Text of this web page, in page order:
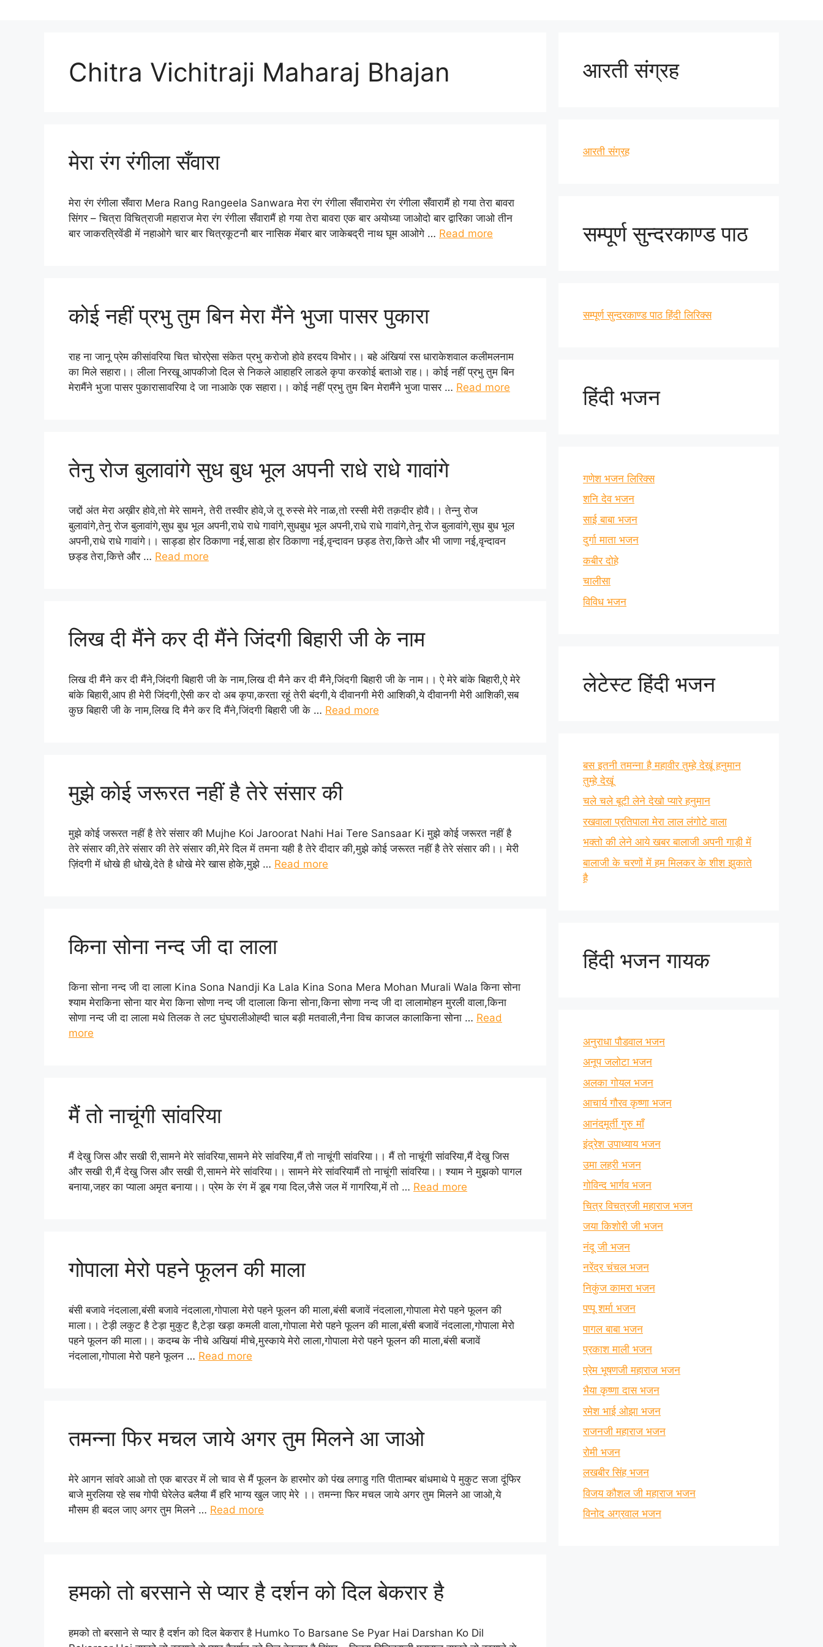
Chitra Vichitraji Maharaj Bhajan
मेरा रंग रंगीला सँवारा
मेरा रंग रंगीला सँवारा Mera Rang Rangeela Sanwara मेरा रंग रंगीला सँवारामेरा रंग रंगीला सँवारामैं हो गया तेरा बावरा
सिंगर – चित्रा विचित्राजी महाराज मेरा रंग रंगीला सँवारामैं हो गया तेरा बावरा एक बार अयोध्या जाओदो बार द्वारिका जाओ तीन
बार जाकरत्रिवेंडी में नहाओगे चार बार चित्रकूटनौ बार नासिक मेंबार बार जाकेबद्री नाथ घूम आओगे … Read more
कोई नहीं प्रभु तुम बिन मेरा मैंने भुजा पासर पुकारा
राह ना जानू प्रेम कीसांवरिया चित चोरऐसा संकेत प्रभु करोजो होवे हरदय विभोर।। बहे अंखियां रस धाराकेशवाल कलीमलनाम
का मिले सहारा।। लीला निरखू आपकीजो दिल से निकले आहाहरि लाडले कृपा करकोई बताओ राह।। कोई नहीं प्रभु तुम बिन
मेरामैंने भुजा पासर पुकारासावरिया दे जा नाआके एक सहारा।। कोई नहीं प्रभु तुम बिन मेरामैंने भुजा पासर … Read more
तेनु रोज बुलावांगे सुध बुध भूल अपनी राधे राधे गावांगे
जद्दों अंत मेरा अख़ीर होवे,तो मेरे सामने, तेरी तस्वीर होवे,जे तू रुस्से मेरे नाळ,तो रस्सी मेरी तक़दीर होवै।। तेन्नु रोज
बुलावांगे,तेनु रोज बुलावांगे,सुध बुध भूल अपनी,राधे राधे गावांगे,सुधबुध भूल अपनी,राधे राधे गावांगे,तेनू रोज बुलावांगे,सुध बुध भूल
अपनी,राधे राधे गावांगे।। साड्डा होर ठिकाणा नई,साडा होर ठिकाणा नई,वृन्दावन छड्ड तेरा,कित्ते और भी जाणा नई,वृन्दावन
छड्ड तेरा,कित्ते और … Read more
लिख दी मैंने कर दी मैंने जिंदगी बिहारी जी के नाम
लिख दी मैंने कर दी मैंने,जिंदगी बिहारी जी के नाम,लिख दी मैने कर दी मैंने,जिंदगी बिहारी जी के नाम।। ऐ मेरे बांके बिहारी,ऐ मेरे
बांके बिहारी,आप ही मेरी जिंदगी,ऐसी कर दो अब कृपा,करता रहूं तेरी बंदगी,ये दीवानगी मेरी आशिकी,ये दीवानगी मेरी आशिकी,सब
कुछ बिहारी जी के नाम,लिख दि मैने कर दि मैंने,जिंदगी बिहारी जी के … Read more
मुझे कोई जरूरत नहीं है तेरे संसार की
मुझे कोई जरूरत नहीं है तेरे संसार की Mujhe Koi Jaroorat Nahi Hai Tere Sansaar Ki मुझे कोई जरूरत नहीं है
तेरे संसार की,तेरे संसार की तेरे संसार की,मेरे दिल में तमना यही है तेरे दीदार की,मुझे कोई जरूरत नहीं है तेरे संसार की।। मेरी
ज़िंदगी में धोखे ही धोखे,देते है धोखे मेरे खास होके,मुझे … Read more
किना सोना नन्द जी दा लाला
किना सोना नन्द जी दा लाला Kina Sona Nandji Ka Lala Kina Sona Mera Mohan Murali Wala किना सोना
श्याम मेराकिना सोना यार मेरा किना सोणा नन्द जी दालाला किना सोना,किना सोणा नन्द जी दा लालामोहन मुरली वाला,किना
सोणा नन्द जी दा लाला मथे तिलक ते लट घुंघरालीओह्दी चाल बड़ी मतवाली,नैना विच काजल कालाकिना सोना … Read
more
मैं तो नाचूंगी सांवरिया
मैं देखु जिस और सखी री,सामने मेरे सांवरिया,सामने मेरे सांवरिया,मैं तो नाचूंगी सांवरिया।। मैं तो नाचूंगी सांवरिया,मैं देखु जिस
और सखी री,मैं देखु जिस और सखी री,सामने मेरे सांवरिया।। सामने मेरे सांवरियामैं तो नाचूंगी सांवरिया।। श्याम ने मुझको पागल
बनाया,जहर का प्याला अमृत बनाया।। प्रेम के रंग में डूब गया दिल,जैसे जल में गागरिया,में तो … Read more
गोपाला मेरो पहने फूलन की माला
बंसी बजावे नंदलाला,बंसी बजावे नंदलाला,गोपाला मेरो पहने फूलन की माला,बंसी बजावें नंदलाला,गोपाला मेरो पहने फूलन की
माला।। टेड़ी लकुट है टेड़ा मुकुट है,टेड़ा खड़ा कमली वाला,गोपाला मेरो पहने फूलन की माला,बंसी बजावें नंदलाला,गोपाला मेरो
पहने फूलन की माला।। कदम्ब के नीचे अखियां मीचे,मुस्काये मेरो लाला,गोपाला मेरो पहने फूलन की माला,बंसी बजावें
नंदलाला,गोपाला मेरो पहने फूलन … Read more
तमन्ना फिर मचल जाये अगर तुम मिलने आ जाओ
मेरे आगन सांवरे आओ तो एक बारउर में लो चाव से मैं फूलन के हारमोर को पंख लगाडु गति पीताम्बर बांधमाथे पे मुकुट सजा दूंफिर
बाजे मुरलिया रहे सब गोपी घेरेलेउ बलैया मैं हरि भाग्य खुल जाए मेरे ।। तमन्ना फिर मचल जाये अगर तुम मिलने आ जाओ,ये
मौसम ही बदल जाए अगर तुम मिलने … Read more
हमको तो बरसाने से प्यार है दर्शन को दिल बेकरार है
हमको तो बरसाने से प्यार है दर्शन को दिल बेकरार है Humko To Barsane Se Pyar Hai Darshan Ko Dil
आरती संग्रह
आरती संग्रह
सम्पूर्ण सुन्दरकाण्ड पाठ
सम्पूर्ण सुन्दरकाण्ड पाठ हिंदी लिरिक्स
हिंदी भजन
गणेश भजन लिरिक्स
शनि देव भजन
साई बाबा भजन
दुर्गा माता भजन
कबीर दोहे
चालीसा
विविध भजन
लेटेस्ट हिंदी भजन
बस इतनी तमन्ना है महावीर तुम्हे देखूं हनुमान
तुम्हे देखूं
चले चले बूटी लेने देखो प्यारे हनुमान
रखवाला प्रतिपाला मेरा लाल लंगोटे वाला
भक्तो की लेने आये खबर बालाजी अपनी गाड़ी में
बालाजी के चरणों में हम मिलकर के शीश झुकाते
है
हिंदी भजन गायक
अनुराधा पौडवाल भजन
अनूप जलोटा भजन
अलका गोयल भजन
आचार्य गौरव कृष्णा भजन
आनंदमूर्ती गुरु माँ
इंद्रेश उपाध्याय भजन
उमा लहरी भजन
गोविन्द भार्गव भजन
चित्र विचत्रजी महाराज भजन
जया किशोरी जी भजन
नंदू जी भजन
नरेंद्र चंचल भजन
निकुंज कामरा भजन
पप्पू शर्मा भजन
पागल बाबा भजन
प्रकाश माली भजन
प्रेम भूषणजी महाराज भजन
भैया कृष्णा दास भजन
रमेश भाई ओझा भजन
राजनजी महाराज भजन
रोमी भजन
लखबीर सिंह भजन
विजय कौशल जी महाराज भजन
विनोद अग्रवाल भजन